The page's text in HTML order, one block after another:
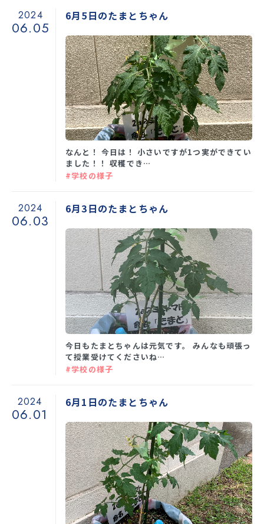
2024
06.05
6月5日のたまとちゃん
なんと！ 今日は！ 小さいですが1つ実ができてい
ました！！ 収穫でき…
#学校の様子
2024
06.03
6月3日のたまとちゃん
今日もたまとちゃんは元気です。 みんなも頑張っ
て授業受けてくださいね…
#学校の様子
2024
06.01
6月1日のたまとちゃん